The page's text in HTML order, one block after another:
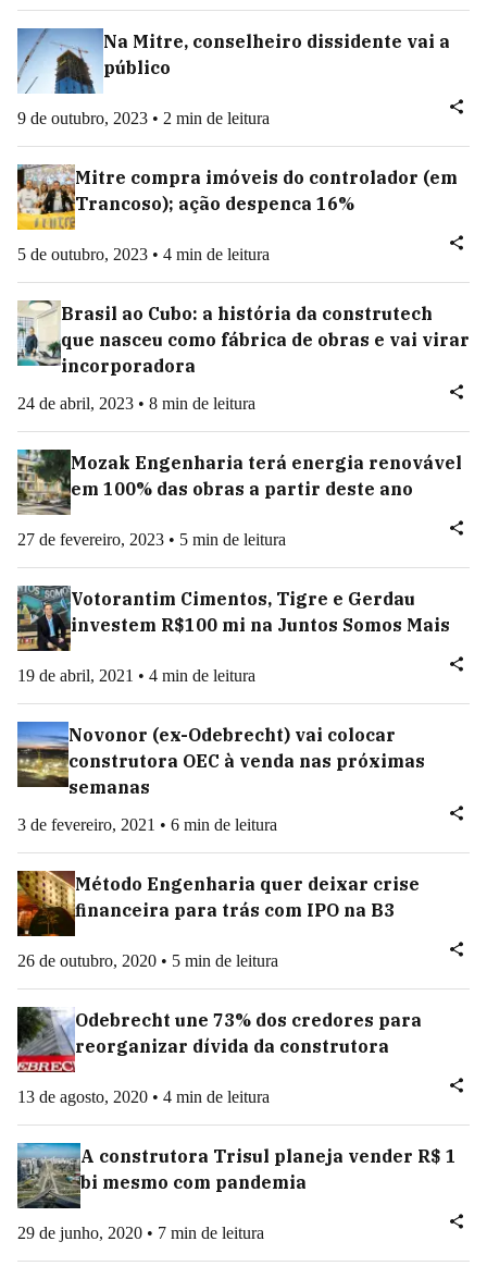
Na Mitre, conselheiro dissidente vai a
público
9 de outubro, 2023 • 2 min de leitura
Mitre compra imóveis do controlador (em
Trancoso); ação despenca 16%
5 de outubro, 2023 • 4 min de leitura
Brasil ao Cubo: a história da construtech
que nasceu como fábrica de obras e vai virar
incorporadora
24 de abril, 2023 • 8 min de leitura
Mozak Engenharia terá energia renovável
em 100% das obras a partir deste ano
27 de fevereiro, 2023 • 5 min de leitura
Votorantim Cimentos, Tigre e Gerdau
investem R$100 mi na Juntos Somos Mais
19 de abril, 2021 • 4 min de leitura
Novonor (ex-Odebrecht) vai colocar
construtora OEC à venda nas próximas
semanas
3 de fevereiro, 2021 • 6 min de leitura
Método Engenharia quer deixar crise
financeira para trás com IPO na B3
26 de outubro, 2020 • 5 min de leitura
Odebrecht une 73% dos credores para
reorganizar dívida da construtora
13 de agosto, 2020 • 4 min de leitura
A construtora Trisul planeja vender R$ 1
bi mesmo com pandemia
29 de junho, 2020 • 7 min de leitura